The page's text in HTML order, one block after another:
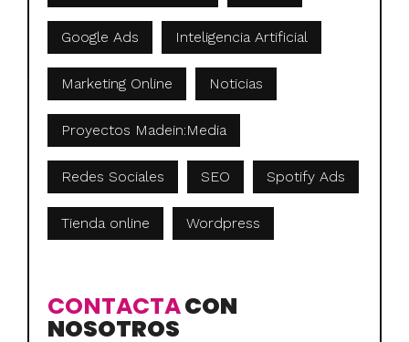
Google Ads Inteligencia Artificial
Marketing Online Noticias
Proyectos Madein:Media
Redes Sociales SEO Spotify Ads
Tienda online Wordpress
CONTACTACON
NOSOTROS